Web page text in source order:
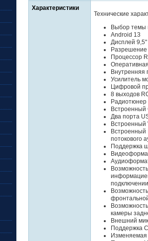
Характеристики
Технические
Выбор темы
Android 13
Дисплей
Процессор
Внутренняя
Усилитель
Цифровой
8 выходов
Радиотюнер
Встроенный
Два порта
Встроенный
Встроенный
потокового
Поддержка
камеры
Внешний
Поддержка
Изменяемая